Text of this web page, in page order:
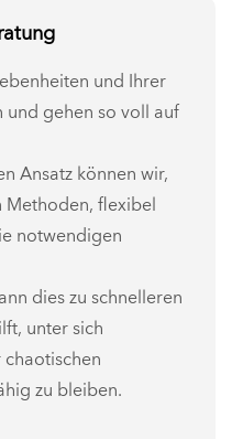
und Ihrer
und gehen so voll auf
Ansatz können wir,
flexibel
notwendigen
dies zu schnelleren
unter sich
zu bleiben.